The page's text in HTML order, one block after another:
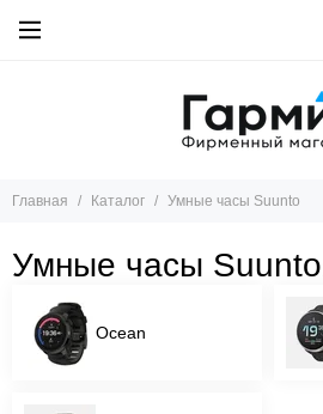
Главная Каталог Умные часы Suunto
Умные часы Suunto
Ocean